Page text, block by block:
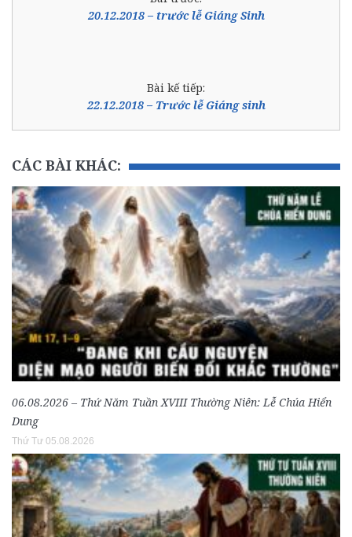
20.12.2018 – trước lễ Giáng Sinh
Bài kế tiếp:
22.12.2018 – Trước lễ Giáng sinh
CÁC BÀI KHÁC:
06.08.2026 – Thứ Năm Tuần XVIII Thường Niên: Lễ Chúa Hiển
Dung
Thứ Tư 05.08.2026